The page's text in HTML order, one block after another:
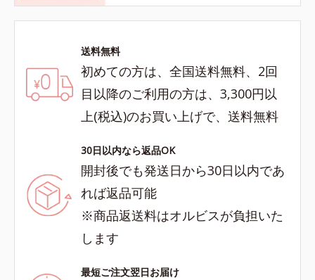
送料無料
初めての方は、全国送料無料、2回
目以降のご利用の方は、3,300円以
上(税込)のお買い上げで、送料無料
30日以内なら返品OK
開封後でも発送日から30日以内であ
れば返品可能
※商品返送料はオルビスが負担いた
します
最短ご注文翌日お届け